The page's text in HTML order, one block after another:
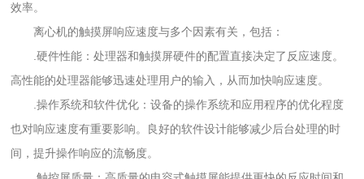
效率。
离心机的触摸屏响应速度与多个因素有关，包括：
.硬件性能：处理器和触摸屏硬件的配置直接决定了反应速度。
高性能的处理器能够迅速处理用户的输入，从而加快响应速度。
.操作系统和软件优化：设备的操作系统和应用程序的优化程度
也对响应速度有重要影响。良好的软件设计能够减少后台处理的时
间，提升操作响应的流畅度。